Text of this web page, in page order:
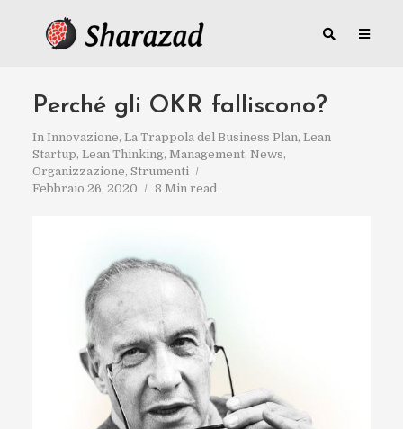
Perché gli OKR falliscono?
In Innovazione, La Trappola del Business Plan, Lean
Startup, Lean Thinking, Management, News,
Organizzazione, Strumenti
Febbraio 26, 2020
8 Min read